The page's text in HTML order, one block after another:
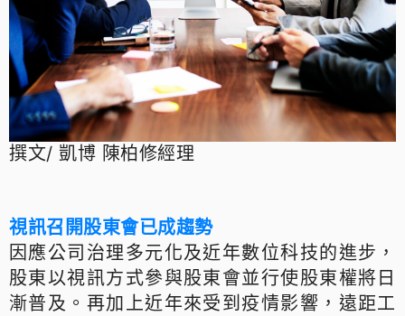
撰文/ 凱博 陳柏修經理
視訊召開股東會已成趨勢
因應公司治理多元化及近年數位科技的進步，
股東以視訊方式參與股東會並行使股東權將日
漸普及。再加上近年來受到疫情影響，遠距工